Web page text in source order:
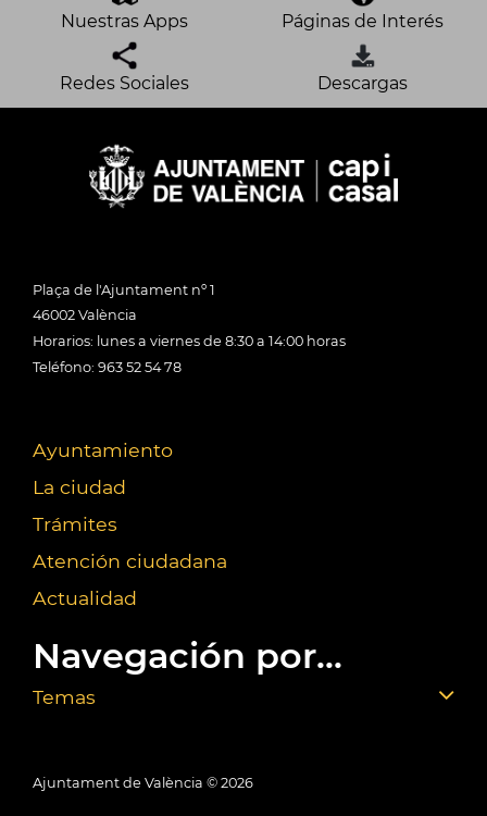
Nuestras Apps Páginas de Interés
Redes Sociales Descargas
Plaça de l'Ajuntament nº 1
46002 València
Horarios: lunes a viernes de 8:30 a 14:00 horas
Teléfono: 963 52 54 78
Ayuntamiento
La ciudad
Trámites
Atención ciudadana
Actualidad
Navegación por...
Temas
Ajuntament de València © 2026